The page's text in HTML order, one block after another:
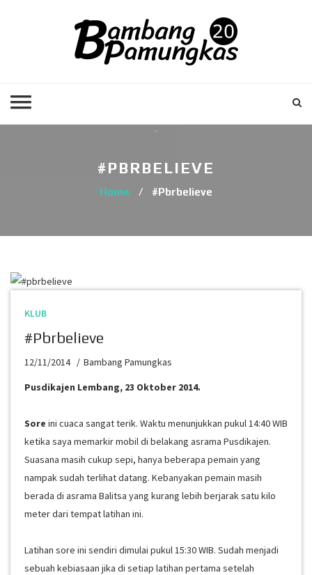
#PBRBELIEVE
Home / #pbrbelieve
KLUB
#pbrbelieve
12/11/2014
Bambang Pamungkas
Pusdikajen Lembang, 23 Oktober 2014.
Sore ini cuaca sangat terik. Waktu menunjukkan pukul 14:40 WIB
ketika saya memarkir mobil di belakang asrama Pusdikajen.
Suasana masih cukup sepi, hanya beberapa pemain yang
nampak sudah terlihat datang. Kebanyakan pemain masih
berada di asrama Balitsa yang kurang lebih berjarak satu kilo
meter dari tempat latihan ini.
Latihan sore ini sendiri dimulai pukul 15:30 WIB. Sudah menjadi
sebuah kebiasaan jika di setiap latihan pertama setelah